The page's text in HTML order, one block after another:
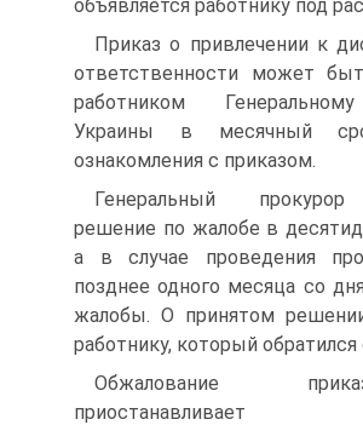
объявляется работнику под
Приказ о привлечении к
ответственности может
работником
Украины в месячный
ознакомления с приказом.
Генеральный
решение по жалобе в
а в случае проведения
позднее одного месяца со
жалобы. О принятом
работнику, который обратился
Обжалование
приостанавливает